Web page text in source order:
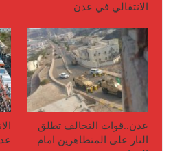
الانتقالي في عدن
عدن..قوات التحالف تطلق
النار على المتظاهرين امام